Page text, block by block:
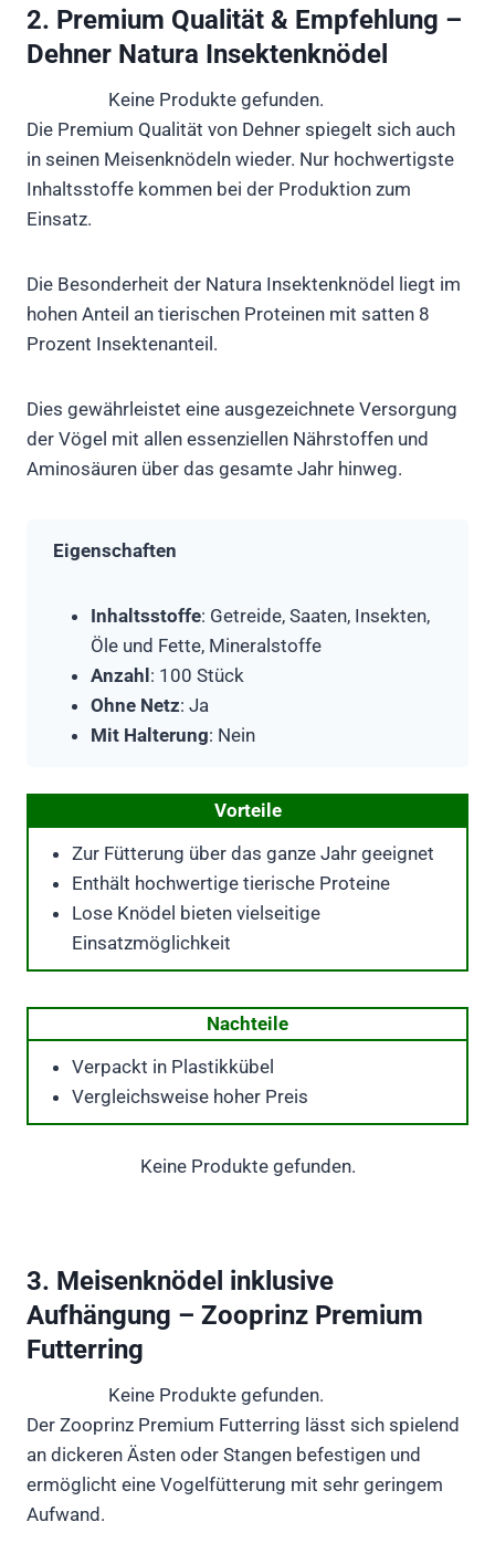
2. Premium Qualität & Empfehlung –
Dehner Natura Insektenknödel
Keine Produkte gefunden.
Die Premium Qualität von Dehner spiegelt sich auch
in seinen Meisenknödeln wieder. Nur hochwertigste
Inhaltsstoffe kommen bei der Produktion zum
Einsatz.
Die Besonderheit der Natura Insektenknödel liegt im
hohen Anteil an tierischen Proteinen mit satten 8
Prozent Insektenanteil.
Dies gewährleistet eine ausgezeichnete Versorgung
der Vögel mit allen essenziellen Nährstoffen und
Aminosäuren über das gesamte Jahr hinweg.
Eigenschaften
Inhaltsstoffe: Getreide, Saaten, Insekten,
Öle und Fette, Mineralstoffe
Anzahl : 100 Stück
Ohne Netz: Ja
Mit Halterung: Nein
Vorteile
Zur Fütterung über das ganze Jahr geeignet
Enthält hochwertige tierische Proteine
Lose Knödel bieten vielseitige
Einsatzmöglichkeit
Nachteile
Verpackt in Plastikkübel
Vergleichsweise hoher Preis
Keine Produkte gefunden.
3. Meisenknödel inklusive
Aufhängung – Zooprinz Premium
Futterring
Keine Produkte gefunden.
Der Zooprinz Premium Futterring lässt sich spielend
an dickeren Ästen oder Stangen befestigen und
ermöglicht eine Vogelfütterung mit sehr geringem
Aufwand.